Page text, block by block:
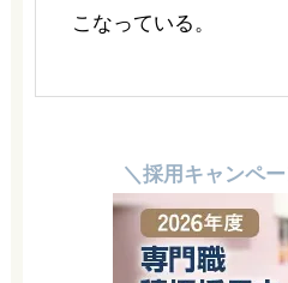
こなっている。
＼採用キャンペ